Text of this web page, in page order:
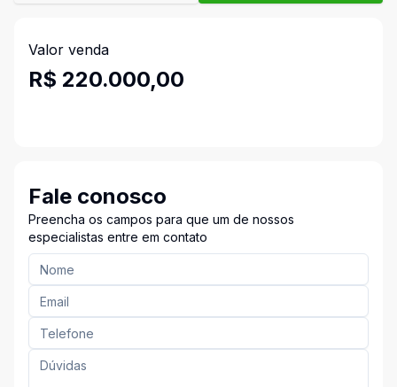
Valor venda
R$ 220.000,00
Fale conosco
Preencha os campos para que um de nossos
especialistas entre em contato